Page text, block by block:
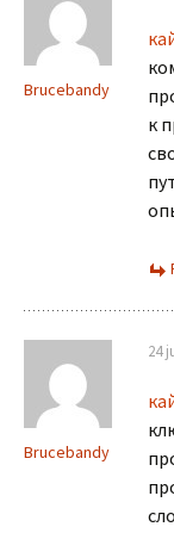
Brucebandy
к
Brucebandy
24